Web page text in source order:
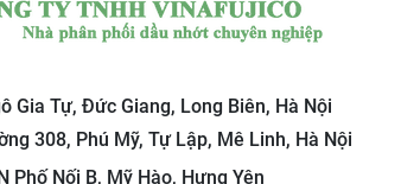
Gia Tự, Đức Giang, Long Biên, Hà Nội
308, Phú Mỹ, Tự Lập, Mê Linh, Hà Nội
Phố Nối B, Mỹ Hào, Hưng Yên